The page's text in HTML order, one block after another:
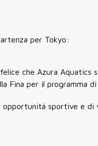
per Tokyo:
che Azura Aquatics
Fina per il programma
sportive e di